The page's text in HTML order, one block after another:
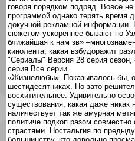
говоря порядком подряд. Вовсе
программой однако терять время
докучной рекламной информации.
сюжетом ускореннее бывают по
ближайшая к нам зв»
кинолента, какая взбудоражит
"Сериалы" Версия 28 серия
серия Все серии.
«Жизнелюбы». Показывалось бы,
шестидесятниках. Но зато
восхитительнее. Удивительно
существования, какая даже никак
наличествует так же амурная
политиче подкоп разом
страстями. Ностальгия по